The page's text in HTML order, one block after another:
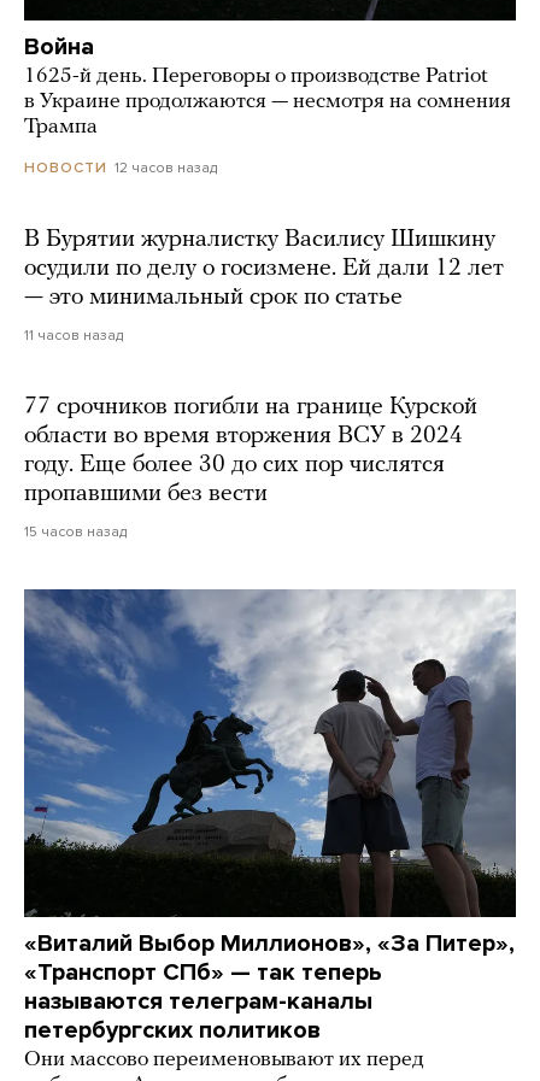
Война
1625-й день. Переговоры о производстве Patriot
в Украине продолжаются — несмотря на сомнения
Трампа
НОВОСТИ 12 часов назад
В Бурятии журналистку Василису Шишкину
осудили по делу о госизмене. Ей дали 12 лет
— это минимальный срок по статье
11 часов назад
77 срочников погибли на границе Курской
области во время вторжения ВСУ в 2024
году. Еще более 30 до сих пор числятся
пропавшими без вести
15 часов назад
«Виталий Выбор Миллионов», «За Питер»,
«Транспорт СПб» — так теперь
называются телеграм-каналы
петербургских политиков
Они массово переименовывают их перед